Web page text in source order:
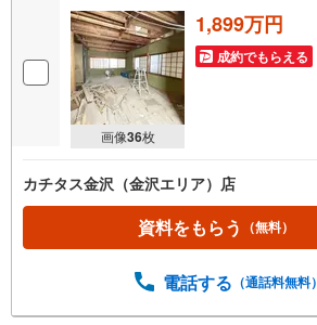
画像36枚
1,899万円
成約でもらえる
カチタス金沢（金沢エリア）店
資料をもらう （無料）
電話する （通話料無料）